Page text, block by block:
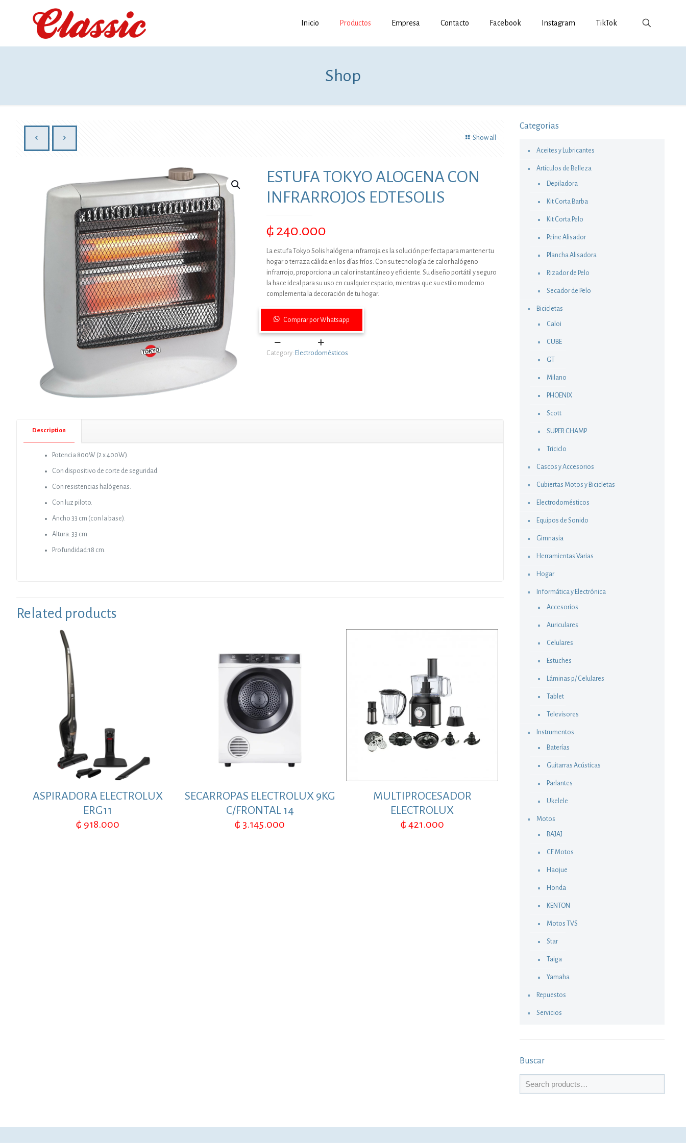
Inicio Productos Empresa Contacto Facebook Instagram TikTok
Shop
Show all
ESTUFA TOKYO ALOGENA CON
INFRARROJOS EDTESOLIS
₲240.000
La estufa Tokyo Solis halógena infrarroja es la solución perfecta para mantener tu
hogar o terraza cálida en los días fríos. Con su tecnología de calor halógeno
infrarrojo, proporciona un calor instantáneo y eficiente. Su diseño portátil y seguro
la hace ideal para su uso en cualquier espacio, mientras que su estilo moderno
complementa la decoración de tu hogar.
Comprar por Whatsapp
ESTUFA
TOKYO
Category: Electrodomésticos
Description
Potencia 800W (2 x 400W).
Con dispositivo de corte de seguridad.
Con resistencias halógenas.
Con luz piloto.
Ancho 33 cm (con la base).
Altura: 33 cm.
Profundidad:18 cm.
Related products
ASPIRADORA ELECTROLUX
ERG11
₲ 918.000
SECARROPAS ELECTROLUX 9KG
C/FRONTAL 14
₲ 3.145.000
MULTIPROCESADOR
ELECTROLUX
₲ 421.000
Categorias
Aceites y Lubricantes
Artículos de Belleza
Depiladora
Kit Corta Barba
Kit Corta Pelo
Peine Alisador
Plancha Alisadora
Rizador de Pelo
Secador de Pelo
Bicicletas
Caloi
CUBE
GT
Milano
PHOENIX
Scott
SUPER CHAMP
Triciclo
Cascos y Accesorios
Cubiertas Motos y Bicicletas
Electrodomésticos
Equipos de Sonido
Gimnasia
Herramientas Varias
Hogar
Informática y Electrónica
Accesorios
Auriculares
Celulares
Estuches
Láminas p/ Celulares
Tablet
Televisores
Instrumentos
Baterías
Guitarras Acústicas
Parlantes
Ukelele
Motos
BAJAJ
CF Motos
Haojue
Honda
KENTON
Motos TVS
Star
Taiga
Yamaha
Repuestos
Servicios
Buscar